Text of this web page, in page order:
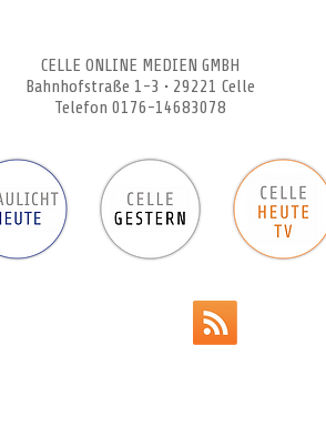
CELLE ONLINE MEDIEN GMBH
Bahnhofstraße 1-3 • 29221 Celle
Telefon 0176-14683078